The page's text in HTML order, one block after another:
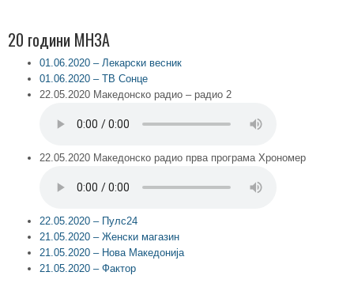
20 години МНЗА
01.06.2020 – Лекарски весник
01.06.2020 – ТВ Сонце
22.05.2020 Македонско радио – радио 2
22.05.2020 Македонско радио прва програма Хрономер
22.05.2020 – Пулс24
21.05.2020 – Женски магазин
21.05.2020 – Нова Македонија
21.05.2020 – Фактор